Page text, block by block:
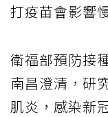
打疫苗會影響
衛福部預防接
南昌澄清，研
肌炎，感染新